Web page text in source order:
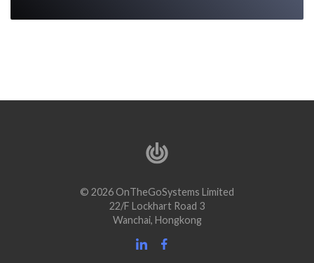
© 2026 OnTheGoSystems Limited
22/F Lockhart Road 3
Wanchai, Hongkong